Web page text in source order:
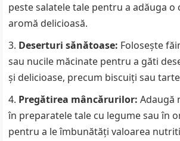
peste salatele tale pentru a adăuga o
aromă delicioasă.
Deserturi sănătoase: Folosește
sau nucile măcinate pentru a găti
și delicioase, precum biscuiți sau
Pregătirea mâncărurilor: Adaugă
în preparatele tale cu legume sau în
pentru a le îmbunătăți valoarea